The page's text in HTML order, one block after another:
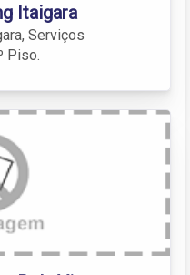
Itaigara
Serviços
Piso.